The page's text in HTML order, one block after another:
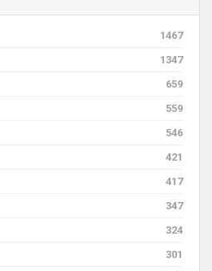
1467
1347
659
559
546
421
417
347
324
301